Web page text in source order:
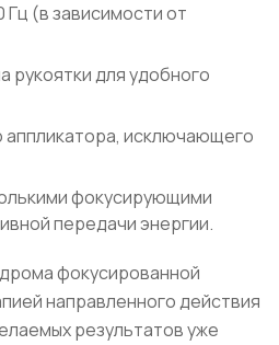
Гц (в зависимости от
рукоятки для удобного
аппликатора, исключающего
фокусирующими
передачи энергии.
фокусированной
направленного действия
результатов уже